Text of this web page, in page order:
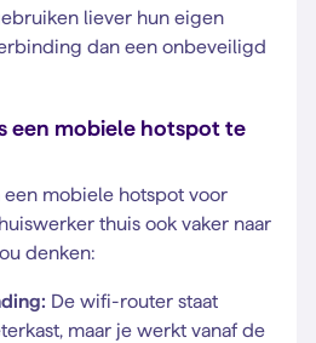
liever hun eigen
dan een onbeveiligd
een mobiele hotspot te
een mobiele hotspot voor
thuis ook vaker naar
denken:
De wifi-router staat
maar je werkt vanaf de